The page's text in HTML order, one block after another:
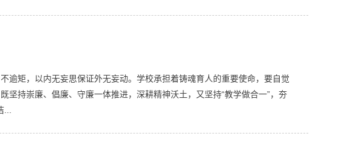
逾矩，以内无妄思保证外无妄动。学校承担着铸魂育人的重要使命，要自觉
持崇廉、倡廉、守廉一体推进，深耕精神沃土，又坚持“教学做合一”，夯